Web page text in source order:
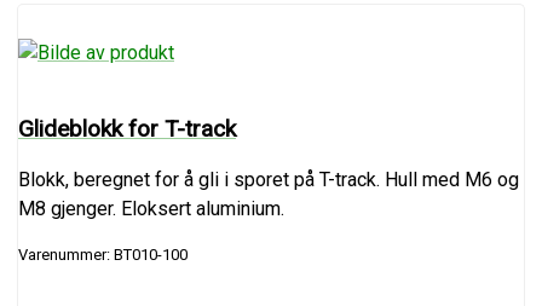
Glideblokk for T-track
Blokk, beregnet for å gli i sporet på T-track. Hull med M6 og
M8 gjenger. Eloksert aluminium.
Varenummer: BT010-100